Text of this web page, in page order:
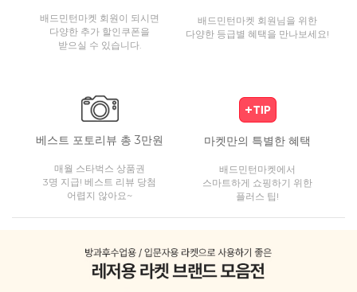
배드민턴마켓 회원이 되시면
다양한 추가 할인쿠폰을
받으실 수 있습니다.
배드민턴마켓 회원님을 위한
다양한 등급별 혜택을 만나보세요!
베스트 포토리뷰 총 3만원
매월 스타벅스 상품권
3명 지급! 베스트 리뷰 당첨
어렵지 않아요~
마켓만의 특별한 혜택
배드민턴마켓에서
스마트하게 쇼핑하기 위한
플러스 팁!